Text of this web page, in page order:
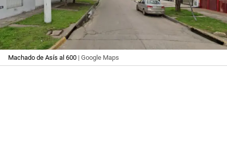
Machado de Asís al 600 | Google Maps